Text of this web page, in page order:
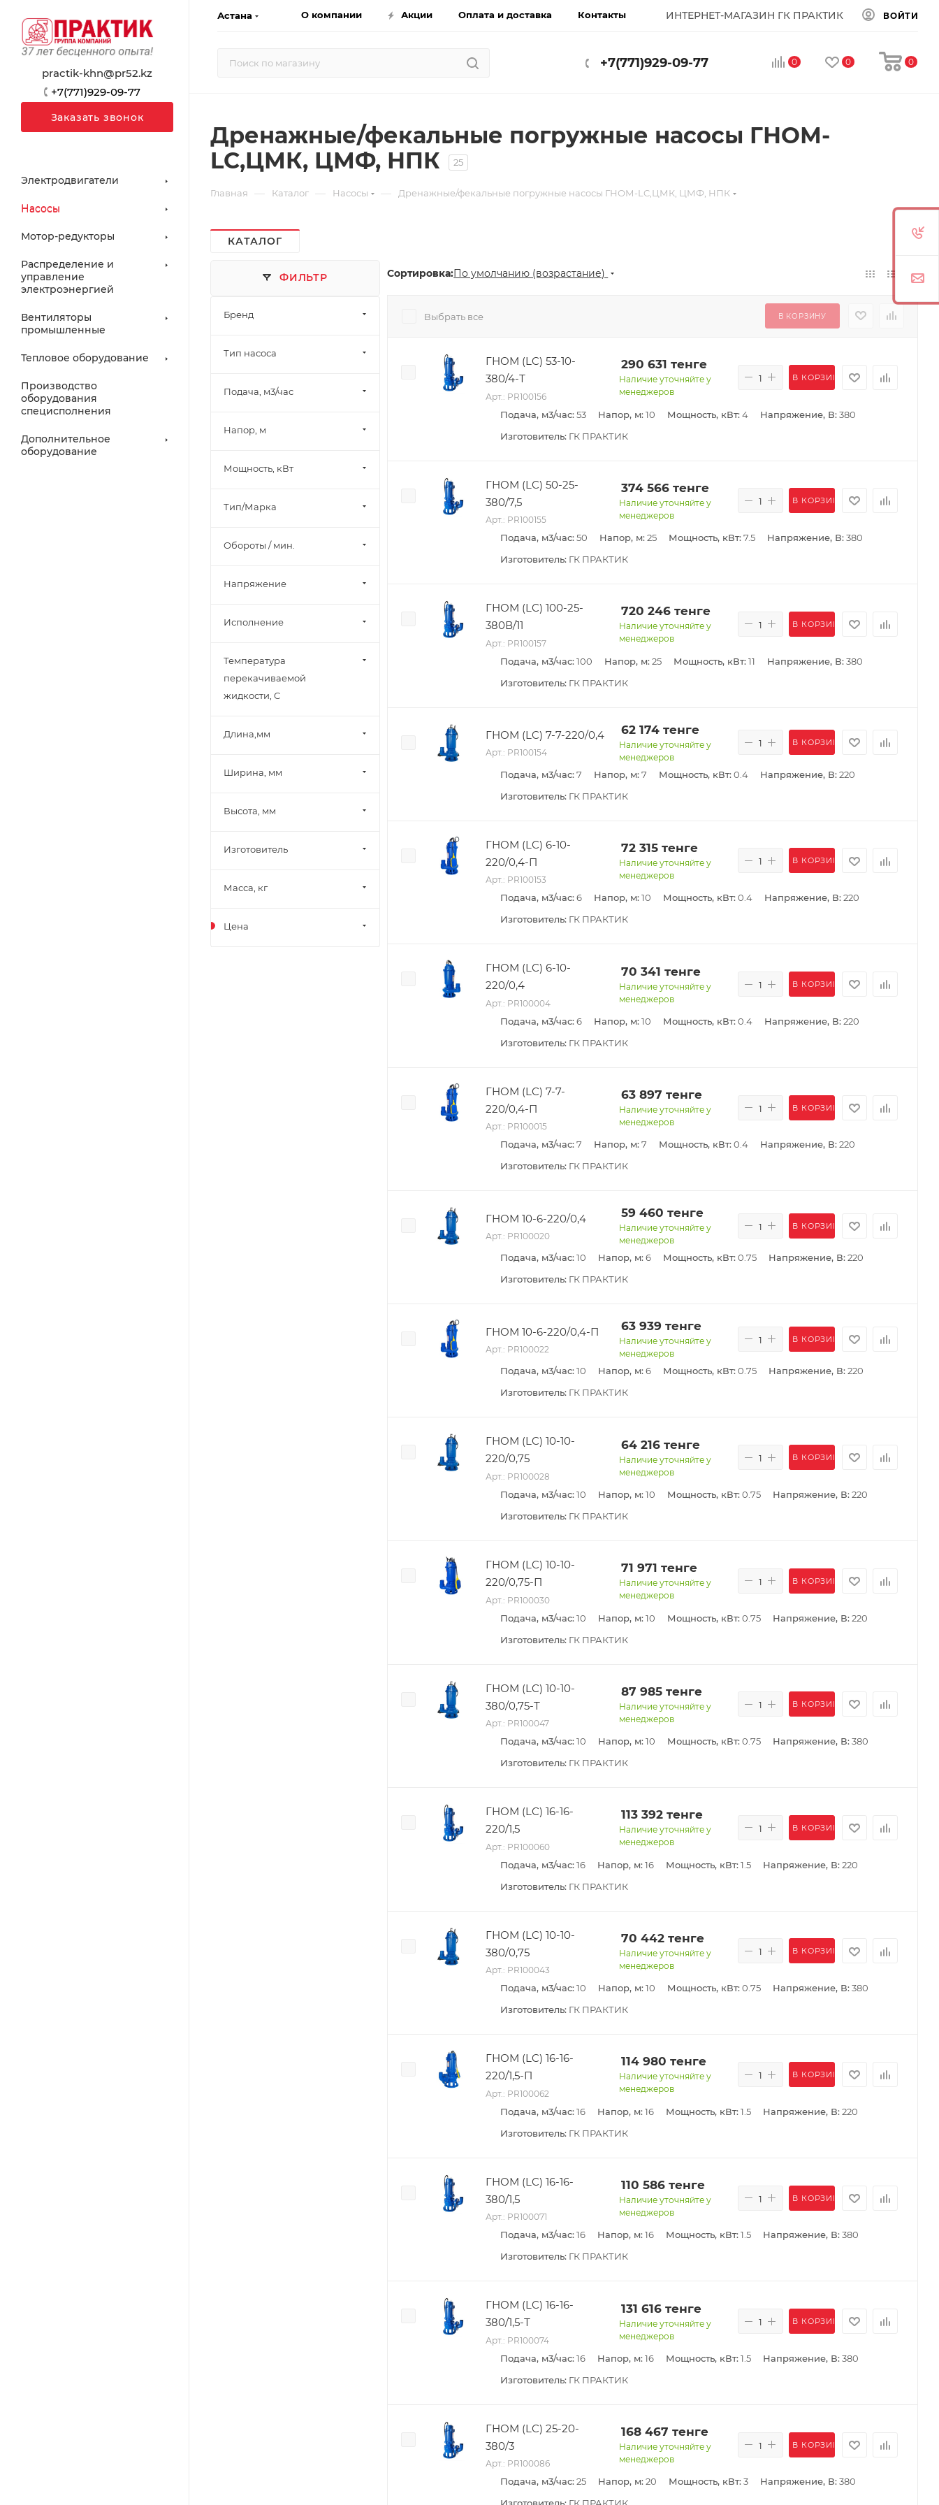
Астана О компании Акции Оплата и доставка Контакты ИНТЕРНЕТ-МАГАЗИН ГК ПРАКТИК ВОЙТИ
0 0 0
+7(771)929-09-77
practik-khn@pr52.kz
+7(771)929-09-77
Заказать звонок
Электродвигатели
Насосы
Мотор-редукторы
Распределение и
управление
электроэнергией
Вентиляторы
промышленные
Тепловое оборудование
Производство
оборудования
специсполнения
Дополнительное
оборудование
Дренажные/фекальные погружные насосы ГНОМ-
LC,ЦМК, ЦМФ, НПК
25
Главная — Каталог — Насосы — Дренажные/фекальные погружные насосы ГНОМ-LC,ЦМК, ЦМФ, НПК
КАТАЛОГ
ФИЛЬТР
Бренд
Тип насоса
Подача, м3/час
Напор, м
Мощность, кВт
Тип/Марка
Обороты / мин.
Напряжение
Исполнение
Температура
перекачиваемой
жидкости, C
Длина,мм
Ширина, мм
Высота, мм
Изготовитель
Масса, кг
Цена
Сортировка:По умолчанию (возрастание)
Выбрать все В КОРЗИНУ
ГНОМ (LC) 53-10-
380/4-Т
Арт.: PR100156
290 631 тенге
Наличие уточняйте у
менеджеров
В КОРЗИНУ
Подача, м3/час: 53 Напор, м: 10 Мощность, кВт: 4 Напряжение, В: 380
Изготовитель: ГК ПРАКТИК
ГНОМ (LC) 50-25-
380/7,5
Арт.: PR100155
374 566тенге
Наличие уточняйте у
менеджеров
В КОРЗИНУ
Подача, м3/час: 50 Напор, м: 25 Мощность, кВт: 7.5 Напряжение, В: 380
Изготовитель: ГК ПРАКТИК
ГНОМ (LC) 100-25-
380В/11
Арт.: PR100157
720 246тенге
Наличие уточняйте у
менеджеров
В КОРЗИНУ
Подача, м3/час: 100 Напор, м: 25 Мощность, кВт: 11 Напряжение, В: 380
Изготовитель: ГК ПРАКТИК
ГНОМ (LC) 7-7-220/0,4
Арт.: PR100154
62 174тенге
Наличие уточняйте у
менеджеров
В КОРЗИНУ
Подача, м3/час: 7 Напор, м: 7 Мощность, кВт: 0.4 Напряжение, В: 220
Изготовитель: ГК ПРАКТИК
ГНОМ (LC) 6-10-
220/0,4-П
Арт.: PR100153
72 315тенге
Наличие уточняйте у
менеджеров
В КОРЗИНУ
Подача, м3/час: 6 Напор, м: 10 Мощность, кВт: 0.4 Напряжение, В: 220
Изготовитель: ГК ПРАКТИК
ГНОМ (LC) 6-10-
220/0,4
Арт.: PR100004
70 341 тенге
Наличие уточняйте у
менеджеров
В КОРЗИНУ
Подача, м3/час: 6 Напор, м: 10 Мощность, кВт: 0.4 Напряжение, В: 220
Изготовитель: ГК ПРАКТИК
ГНОМ (LC) 7-7-
220/0,4-П
Арт.: PR100015
63 897 тенге
Наличие уточняйте у
менеджеров
В КОРЗИНУ
Подача, м3/час: 7 Напор, м: 7 Мощность, кВт: 0.4 Напряжение, В: 220
Изготовитель: ГК ПРАКТИК
ГНОМ 10-6-220/0,4
Арт.: PR100020
59 460 тенге
Наличие уточняйте у
менеджеров
В КОРЗИНУ
Подача, м3/час: 10 Напор, м: 6 Мощность, кВт: 0.75 Напряжение, В: 220
Изготовитель: ГК ПРАКТИК
ГНОМ 10-6-220/0,4-П
Арт.: PR100022
63 939тенге
Наличие уточняйте у
менеджеров
В КОРЗИНУ
Подача, м3/час: 10 Напор, м: 6 Мощность, кВт: 0.75 Напряжение, В: 220
Изготовитель: ГК ПРАКТИК
ГНОМ (LC) 10-10-
220/0,75
Арт.: PR100028
64 216тенге
Наличие уточняйте у
менеджеров
В КОРЗИНУ
Подача, м3/час: 10 Напор, м: 10 Мощность, кВт: 0.75 Напряжение, В: 220
Изготовитель: ГК ПРАКТИК
ГНОМ (LC) 10-10-
220/0,75-П
Арт.: PR100030
71 971 тенге
Наличие уточняйте у
менеджеров
В КОРЗИНУ
Подача, м3/час: 10 Напор, м: 10 Мощность, кВт: 0.75 Напряжение, В: 220
Изготовитель: ГК ПРАКТИК
ГНОМ (LC) 10-10-
380/0,75-Т
Арт.: PR100047
87 985тенге
Наличие уточняйте у
менеджеров
В КОРЗИНУ
Подача, м3/час: 10 Напор, м: 10 Мощность, кВт: 0.75 Напряжение, В: 380
Изготовитель: ГК ПРАКТИК
ГНОМ (LC) 16-16-
220/1,5
Арт.: PR100060
113 392тенге
Наличие уточняйте у
менеджеров
В КОРЗИНУ
Подача, м3/час: 16 Напор, м: 16 Мощность, кВт: 1.5 Напряжение, В: 220
Изготовитель: ГК ПРАКТИК
ГНОМ (LC) 10-10-
380/0,75
Арт.: PR100043
70 442тенге
Наличие уточняйте у
менеджеров
В КОРЗИНУ
Подача, м3/час: 10 Напор, м: 10 Мощность, кВт: 0.75 Напряжение, В: 380
Изготовитель: ГК ПРАКТИК
ГНОМ (LC) 16-16-
220/1,5-П
Арт.: PR100062
114 980 тенге
Наличие уточняйте у
менеджеров
В КОРЗИНУ
Подача, м3/час: 16 Напор, м: 16 Мощность, кВт: 1.5 Напряжение, В: 220
Изготовитель: ГК ПРАКТИК
ГНОМ (LC) 16-16-
380/1,5
Арт.: PR100071
110 586тенге
Наличие уточняйте у
менеджеров
В КОРЗИНУ
Подача, м3/час: 16 Напор, м: 16 Мощность, кВт: 1.5 Напряжение, В: 380
Изготовитель: ГК ПРАКТИК
ГНОМ (LC) 16-16-
380/1,5-Т
Арт.: PR100074
131 616тенге
Наличие уточняйте у
менеджеров
В КОРЗИНУ
Подача, м3/час: 16 Напор, м: 16 Мощность, кВт: 1.5 Напряжение, В: 380
Изготовитель: ГК ПРАКТИК
ГНОМ (LC) 25-20-
380/3
Арт.: PR100086
168 467 тенге
Наличие уточняйте у
менеджеров
В КОРЗИНУ
Подача, м3/час: 25 Напор, м: 20 Мощность, кВт: 3 Напряжение, В: 380